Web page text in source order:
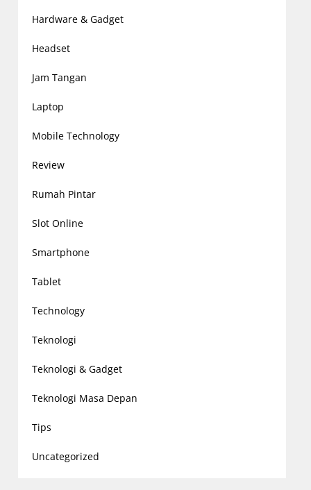
Hardware & Gadget
Headset
Jam Tangan
Laptop
Mobile Technology
Review
Rumah Pintar
Slot Online
Smartphone
Tablet
Technology
Teknologi
Teknologi & Gadget
Teknologi Masa Depan
Tips
Uncategorized